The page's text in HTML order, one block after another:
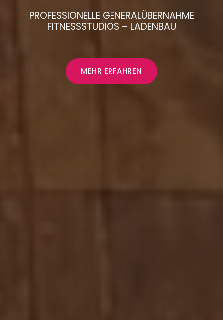
PROFESSIONELLE GENERALÜBERNAHME
FITNESSSTUDIOS – LADENBAU
MEHR ERFAHREN